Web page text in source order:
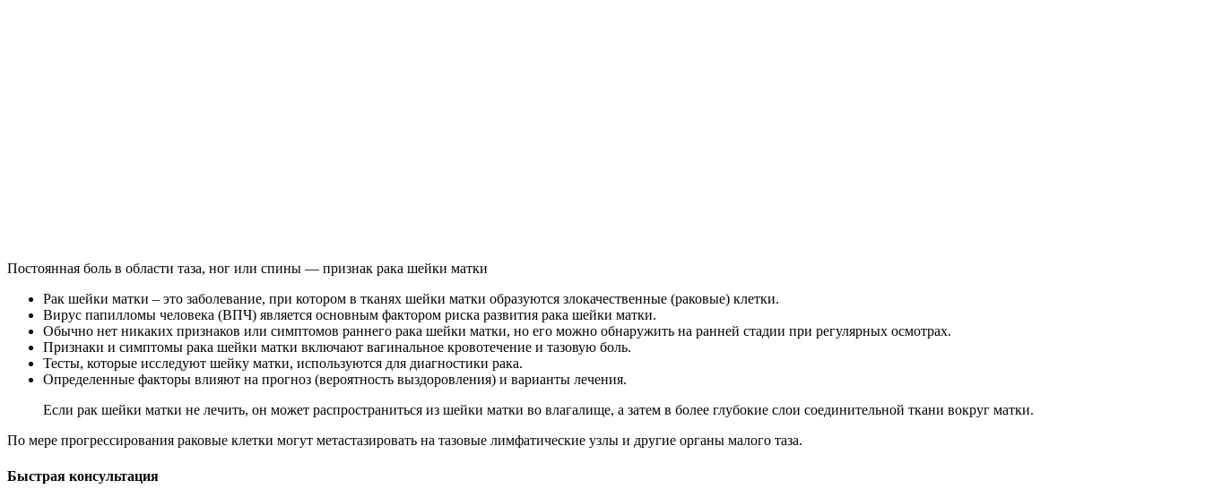
Постоянная боль в области таза, ног или спины — признак рака шейки матки
Рак шейки матки – это заболевание, при котором в тканях шейки матки образуются злокачественные (раковые) клетки.
Вирус папилломы человека (ВПЧ) является основным фактором риска развития рака шейки матки.
Обычно нет никаких признаков или симптомов раннего рака шейки матки, но его можно обнаружить на ранней стадии при регулярных осмотрах.
Признаки и симптомы рака шейки матки включают вагинальное кровотечение и тазовую боль.
Тесты, которые исследуют шейку матки, используются для диагностики рака.
Определенные факторы влияют на прогноз (вероятность выздоровления) и варианты лечения.
Если рак шейки матки не лечить, он может распространиться из шейки матки во влагалище, а затем в более глубокие слои соединительной ткани вокруг матки.
По мере прогрессирования раковые клетки могут метастазировать на тазовые лимфатические узлы и другие органы малого таза.
Быстрая консультация